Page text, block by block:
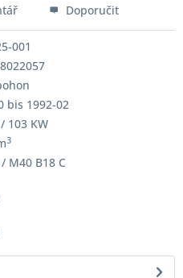
Doporučit
001
bis 1992-02
103 KW
3
M40 B18 C